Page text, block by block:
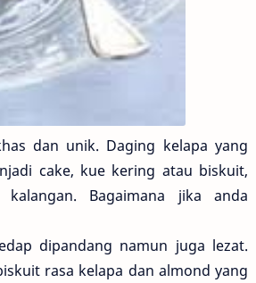
dan unik. Daging kelapa yang
cake, kue kering atau biskuit,
Bagaimana jika anda
dipandang namun juga lezat.
rasa kelapa dan almond yang